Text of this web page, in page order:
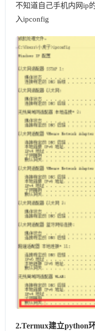
不知道自己手机内网ip
入ipconfig
2.Termux建立python